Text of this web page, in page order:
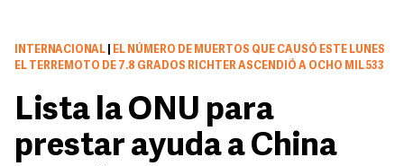
INTERNACIONAL
EL NÚMERO DE MUERTOS QUE CAUSÓ ESTE LUNES
EL TERREMOTO DE 7.8 GRADOS RICHTER ASCENDIÓ A OCHO MIL 533
Lista la ONU para
prestar ayuda a China